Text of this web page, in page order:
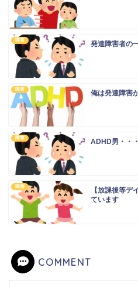
障害 発達障害者の
障害 俺は発達障害
障害 ADHD男・・
障害
【放課後等
ています
COMMENT